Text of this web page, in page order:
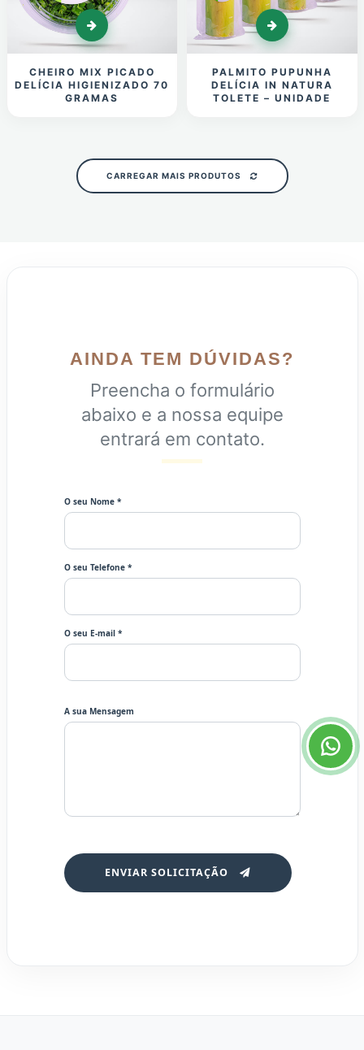
CHEIRO MIX PICADO
DELÍCIA HIGIENIZADO 70
GRAMAS
PALMITO PUPUNHA
DELÍCIA IN NATURA
TOLETE – UNIDADE
CARREGAR MAIS PRODUTOS
AINDA TEM DÚVIDAS?
Preencha o formulário
abaixo e a nossa equipe
entrará em contato.
O seu Nome *
O seu Telefone *
O seu E-mail *
A sua Mensagem
ENVIAR SOLICITAÇÃO